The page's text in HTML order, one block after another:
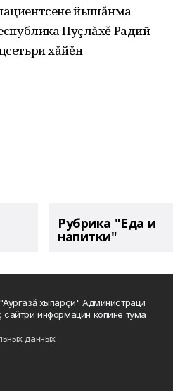
йышăнма
Пуçлăхĕ Радий
хăйĕн
Рубрика "Еда и
напитки"
хыпарçи" Администраци
информацин копине тума
данных